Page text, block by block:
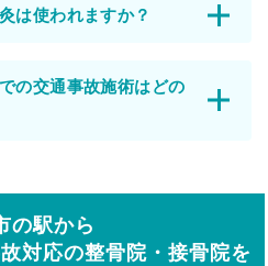
は使われますか？
の交通事故施術はどの
の駅から
対応の整骨院・接骨院を